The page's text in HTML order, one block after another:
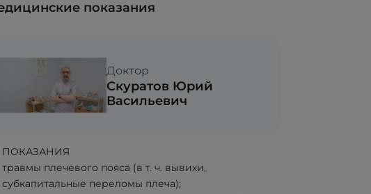
показания
Доктор
Скуратов Юрий
Васильевич
ПОКАЗАНИЯ
травмы плечевого пояса (в т. ч. вывихи,
субкапитальные переломы плеча);